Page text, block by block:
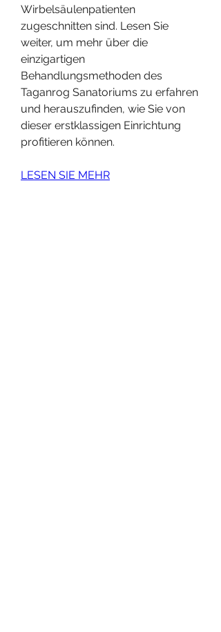
Wirbelsäulenpatienten
zugeschnitten sind. Lesen Sie
weiter, um mehr über die
einzigartigen
Behandlungsmethoden des
Taganrog Sanatoriums zu erfahren
und herauszufinden, wie Sie von
dieser erstklassigen Einrichtung
profitieren können.
LESEN SIE MEHR